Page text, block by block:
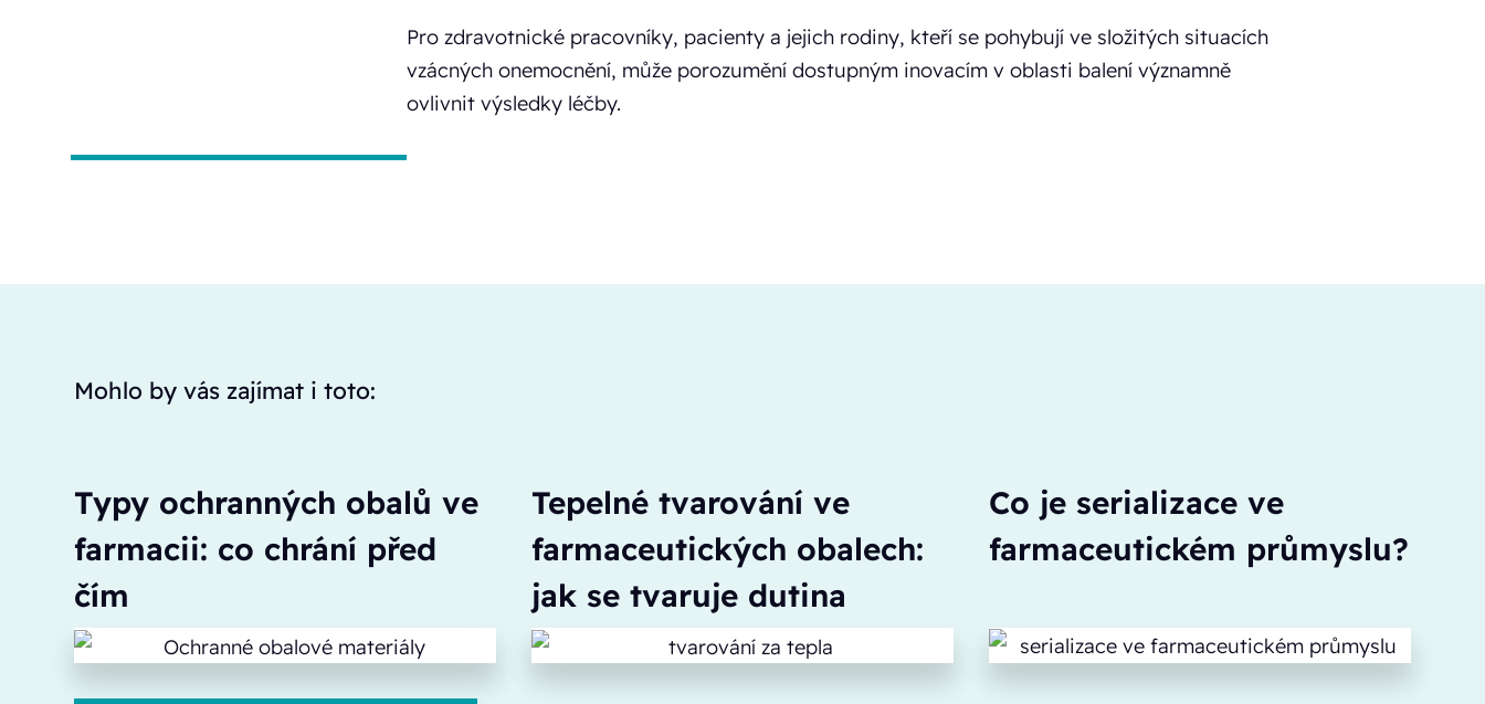
Pro zdravotnické pracovníky, pacienty a jejich rodiny, kteří se pohybují ve složitých situacích
vzácných onemocnění, může porozumění dostupným inovacím v oblasti balení významně
ovlivnit výsledky léčby.
Mohlo by vás zajímat i toto:
Typy ochranných obalů ve
farmacii: co chrání před
čím
Tepelné tvarování ve
farmaceutických obalech:
jak se tvaruje dutina
Co je serializace ve
farmaceutickém průmyslu?